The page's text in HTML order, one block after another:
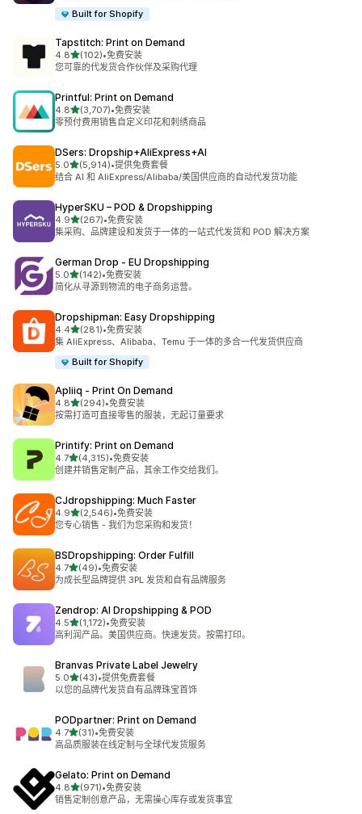
Built for Shopify
Tapstitch: Print on Demand
4.8星（满分 5 星）
(102)
总共 102 条评论
•免费安装
您可靠的代发货合作伙伴及采购代理
Printful: Print on Demand
4.8星（满分 5 星）
(3,707)
总共 3707 条评论
•免费安装
零预付费用销售自定义印花和刺绣商品
DSers: Dropship+AliExpress+AI
5.0星（满分 5 星）
(5,914)
总共 5914 条评论
•提供免费套餐
结合 AI 和 AliExpress/Alibaba/美国供应商的自动代发货功能
HyperSKU – POD & Dropshipping
4.9星（满分 5 星）
(267)
总共 267 条评论
•免费安装
集采购、品牌建设和发货于一体的一站式代发货和 POD 解决方案
German Drop ‑ EU Dropshipping
5.0星（满分 5 星）
(142)
总共 142 条评论
•免费安装
简化从寻源到物流的电子商务运营。
Dropshipman: Easy Dropshipping
4.4星（满分 5 星）
(281)
总共 281 条评论
•免费安装
集 AliExpress、Alibaba、Temu 于一体的多合一代发货供应商
Built for Shopify
Apliiq ‑ Print On Demand
4.8星（满分 5 星）
(294)
总共 294 条评论
•免费安装
按需打造可直接零售的服装，无起订量要求
Printify: Print on Demand
4.7星（满分 5 星）
(4,315)
总共 4315 条评论
•免费安装
创建并销售定制产品，其余工作交给我们。
CJdropshipping: Much Faster
4.9星（满分 5 星）
(2,546)
总共 2546 条评论
•免费安装
您专心销售 - 我们为您采购和发货！
BSDropshipping: Order Fulfill
4.7星（满分 5 星）
(49)
总共 49 条评论
•免费安装
为成长型品牌提供 3PL 发货和自有品牌服务
Zendrop: AI Dropshipping & POD
4.5星（满分 5 星）
(1,172)
总共 1172 条评论
•免费安装
高利润产品。美国供应商。快速发货。按需打印。
Branvas Private Label Jewelry
5.0星（满分 5 星）
(43)
总共 43 条评论
•提供免费套餐
以您的品牌代发货自有品牌珠宝首饰
PODpartner: Print on Demand
4.7星（满分 5 星）
(31)
总共 31 条评论
•免费安装
高品质服装在线定制与全球代发货服务
Gelato: Print on Demand
4.8星（满分 5 星）
(971)
总共 971 条评论
•免费安装
销售定制创意产品，无需操心库存或发货事宜